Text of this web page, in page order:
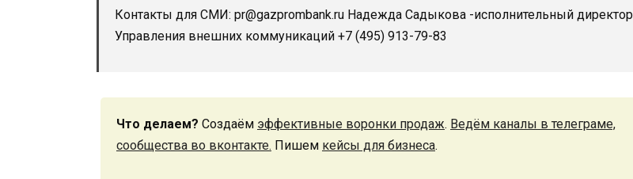
Контакты для СМИ: pr@gazprombank.ru Надежда Садыкова -исполнительный директор
Управления внешних коммуникаций +7 (495) 913-79-83
Что делаем? Создаём эффективные воронки продаж. Ведём каналы в телеграме,
сообщества во вконтакте. Пишем кейсы для бизнеса.